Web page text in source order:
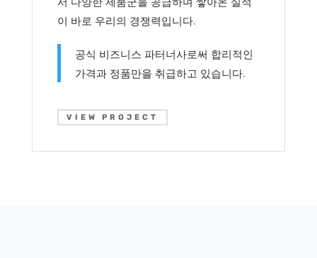
이 바로 우리의 경쟁력입니다.
공식 비즈니스 파터너사로써 합리적인
가격과 정품만을 취급하고 있습니다.
VIEW PROJECT